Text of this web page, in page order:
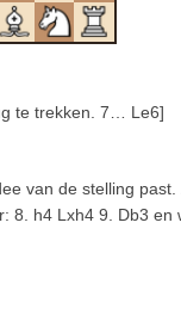
te trekken. 7… Le6]
van de stelling
8. h4 Lxh4 9. Db3